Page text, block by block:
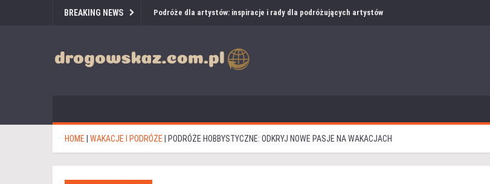
BREAKING NEWS Podróże dla artystów: inspiracje i rady dla podróżujących artystów
HOME WAKACJE I PODRÓŻE PODRÓŻE HOBBYSTYCZNE: ODKRYJ NOWE PASJE NA WAKACJACH